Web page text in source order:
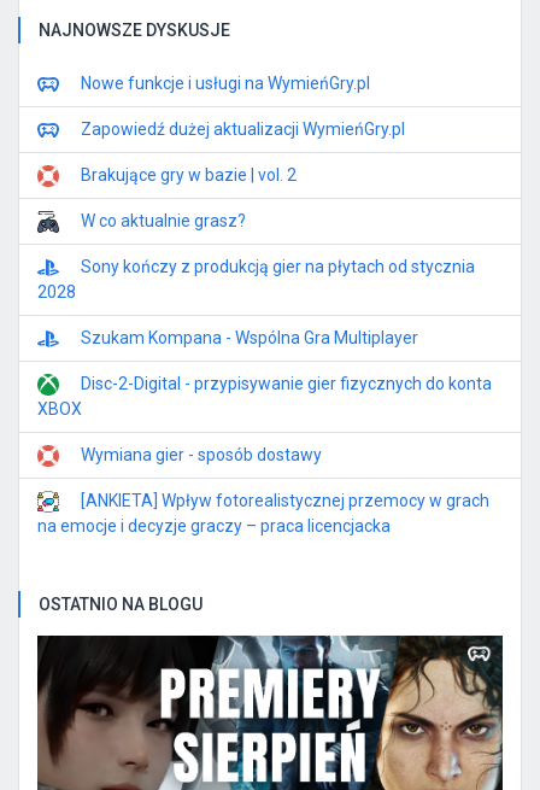
NAJNOWSZE DYSKUSJE
Nowe funkcje i usługi na WymieńGry.pl
Zapowiedź dużej aktualizacji WymieńGry.pl
Brakujące gry w bazie | vol. 2
W co aktualnie grasz?
Sony kończy z produkcją gier na płytach od stycznia
2028
Szukam Kompana - Wspólna Gra Multiplayer
Disc-2-Digital - przypisywanie gier fizycznych do konta
XBOX
Wymiana gier - sposób dostawy
[ANKIETA] Wpływ fotorealistycznej przemocy w grach
na emocje i decyzje graczy – praca licencjacka
OSTATNIO NA BLOGU